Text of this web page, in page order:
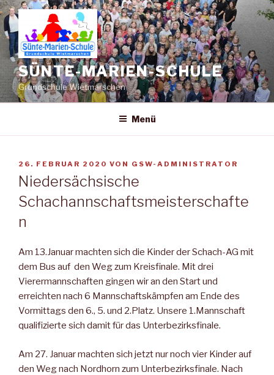
Zum
Inhalt
springen
SÜNTE-MARIEN-SCHULE
Grundschule Wietmarschen
Menü
VERÖFFENTLICHT
AM
26. FEBRUAR 2020 VON GSW-ADMINISTRATOR
Niedersächsische
Schachannschaftsmeisterschafte
n
Am 13.Januar machten sich die Kinder der Schach-AG mit
dem Bus auf den Weg zum Kreisfinale. Mit drei
Vierermannschaften gingen wir an den Start und
erreichten nach 6 Mannschaftskämpfen am Ende des
Vormittags den 6., 5. und 2.Platz. Unsere 1.Mannschaft
qualifizierte sich damit für das Unterbezirksfinale.
Am 27. Januar machten sich jetzt nur noch vier Kinder auf
den Weg nach Nordhorn zum Unterbezirksfinale. Nach